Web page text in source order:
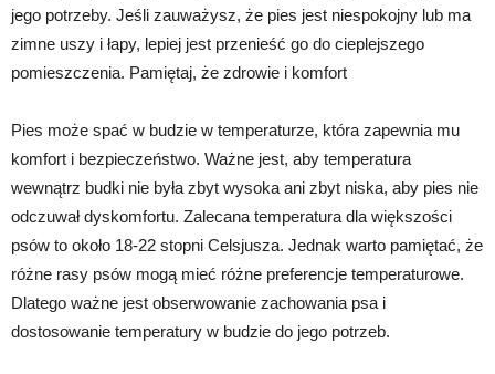
jego potrzeby. Jeśli zauważysz, że pies jest niespokojny lub ma
zimne uszy i łapy, lepiej jest przenieść go do cieplejszego
pomieszczenia. Pamiętaj, że zdrowie i komfort
Pies może spać w budzie w temperaturze, która zapewnia mu
komfort i bezpieczeństwo. Ważne jest, aby temperatura
wewnątrz budki nie była zbyt wysoka ani zbyt niska, aby pies nie
odczuwał dyskomfortu. Zalecana temperatura dla większości
psów to około 18-22 stopni Celsjusza. Jednak warto pamiętać, że
różne rasy psów mogą mieć różne preferencje temperaturowe.
Dlatego ważne jest obserwowanie zachowania psa i
dostosowanie temperatury w budzie do jego potrzeb.